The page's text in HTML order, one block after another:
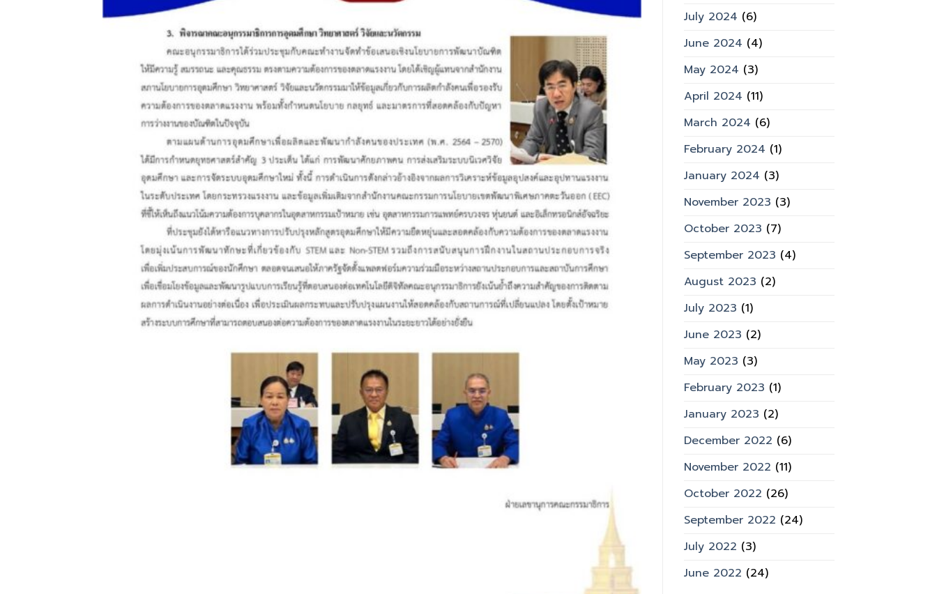
July 2024 (6)
June 2024 (4)
May 2024 (3)
April 2024 (11)
March 2024 (6)
February 2024 (1)
January 2024 (3)
November 2023 (3)
October 2023 (7)
September 2023 (4)
August 2023 (2)
July 2023 (1)
June 2023 (2)
May 2023 (3)
February 2023 (1)
January 2023 (2)
December 2022 (6)
November 2022 (11)
October 2022 (26)
September 2022 (24)
July 2022 (3)
June 2022 (24)